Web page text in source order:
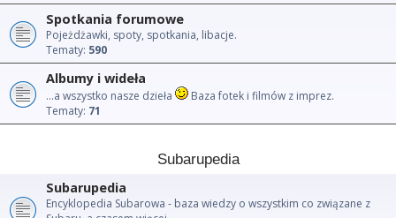
Spotkania forumowe
Pojeżdżawki, spoty, spotkania, libacje.
Tematy: 590
Albumy i wideła
...a wszystko nasze dzieła
Baza fotek i filmów z imprez.
Tematy: 71
Subarupedia
Subarupedia
Encyklopedia Subarowa - baza wiedzy o wszystkim co związane z